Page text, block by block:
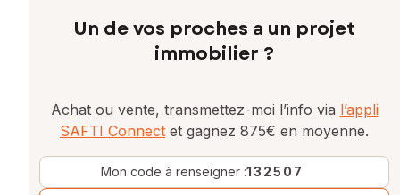
Un de vos proches a un projet
immobilier ?
Achat ou vente, transmettez-moi l’info via l’appli
SAFTI Connect et gagnez 875€ en moyenne.
Mon code à renseigner :132507